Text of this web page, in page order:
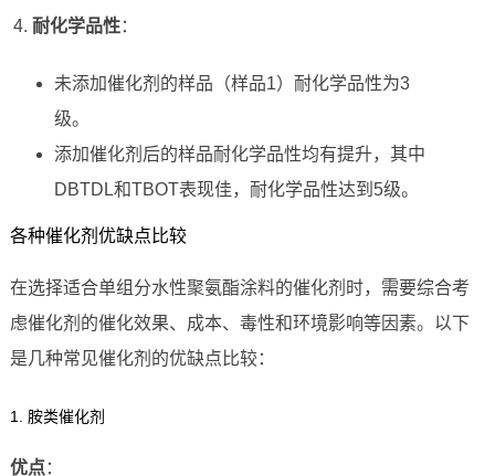
耐化学品性：
未添加催化剂的样品（样品1）耐化学品性为3
级。
添加催化剂后的样品耐化学品性均有提升，其中
DBTDL和TBOT表现佳，耐化学品性达到5级。
各种催化剂优缺点比较
在选择适合单组分水性聚氨酯涂料的催化剂时，需要综合考
虑催化剂的催化效果、成本、毒性和环境影响等因素。以下
是几种常见催化剂的优缺点比较：
1. 胺类催化剂
优点：